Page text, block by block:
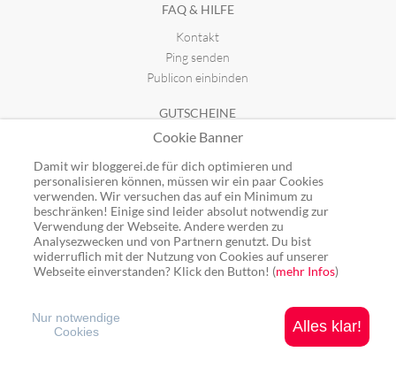
FAQ & HILFE
Kontakt
Ping senden
Publicon einbinden
GUTSCHEINE
Top-Gutscheine
Alle Shops
Ping: http://rpc.bloggerei.de/ping/ (*nur für angemeldete Blogs)
Blogverzeichnis Bloggerei.de © 2006 - 2026
Cookie Banner
Damit wir bloggerei.de für dich optimieren und
personalisieren können, müssen wir ein paar Cookies
verwenden. Wir versuchen das auf ein Minimum zu
beschränken! Einige sind leider absolut notwendig zur
Verwendung der Webseite. Andere werden zu
Analysezwecken und von Partnern genutzt. Du bist
widerruflich mit der Nutzung von Cookies auf unserer
Webseite einverstanden? Klick den Button! (mehr Infos)
Alles klar!
Nur notwendige
Cookies